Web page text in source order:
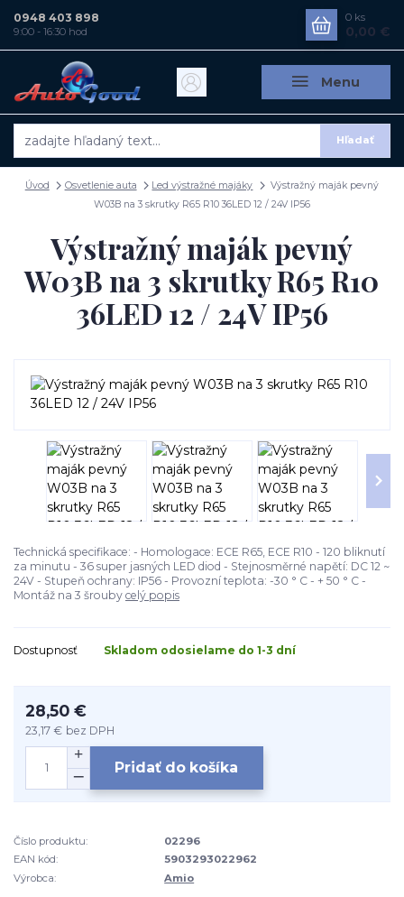
Menu
Hľadať
0948 403 898
9:00 - 16:30 hod
0 ks
0,00 €
Úvod Osvetlenie auta Led výstražné majáky
Výstražný maják pevný
W03B na 3 skrutky R65 R10 36LED 12 / 24V IP56
Výstražný maják pevný
W03B na 3 skrutky R65 R10
36LED 12 / 24V IP56
Technická specifikace: - Homologace: ECE R65, ECE R10 - 120 bliknutí
za minutu - 36 super jasných LED diod - Stejnosměrné napětí: DC 12 ~
24V - Stupeň ochrany: IP56 - Provozní teplota: -30 ° C - + 50 ° C -
Montáž na 3 šrouby celý popis
Dostupnosť Skladom odosielame do 1-3 dní
28,50 €
23,17 € bez DPH
Pridať do košíka
Číslo produktu:
02296
EAN kód:
5903293022962
Výrobca:
Amio